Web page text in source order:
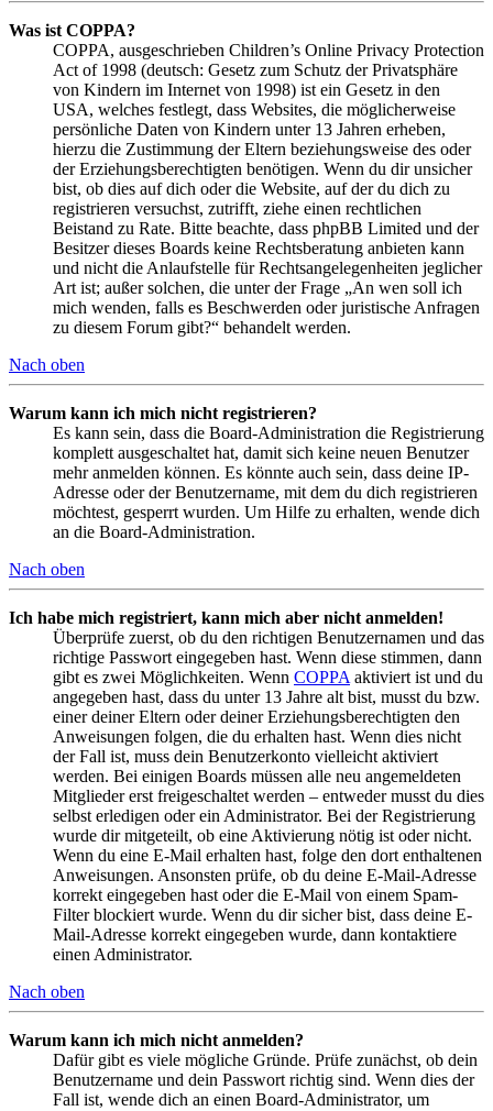
Was ist COPPA?
COPPA, ausgeschrieben Children’s Online Privacy Protection
Act of 1998 (deutsch: Gesetz zum Schutz der Privatsphäre
von Kindern im Internet von 1998) ist ein Gesetz in den
USA, welches festlegt, dass Websites, die möglicherweise
persönliche Daten von Kindern unter 13 Jahren erheben,
hierzu die Zustimmung der Eltern beziehungsweise des oder
der Erziehungsberechtigten benötigen. Wenn du dir unsicher
bist, ob dies auf dich oder die Website, auf der du dich zu
registrieren versuchst, zutrifft, ziehe einen rechtlichen
Beistand zu Rate. Bitte beachte, dass phpBB Limited und der
Besitzer dieses Boards keine Rechtsberatung anbieten kann
und nicht die Anlaufstelle für Rechtsangelegenheiten jeglicher
Art ist; außer solchen, die unter der Frage „An wen soll ich
mich wenden, falls es Beschwerden oder juristische Anfragen
zu diesem Forum gibt?“ behandelt werden.
Nach oben
Warum kann ich mich nicht registrieren?
Es kann sein, dass die Board-Administration die Registrierung
komplett ausgeschaltet hat, damit sich keine neuen Benutzer
mehr anmelden können. Es könnte auch sein, dass deine IP-
Adresse oder der Benutzername, mit dem du dich registrieren
möchtest, gesperrt wurden. Um Hilfe zu erhalten, wende dich
an die Board-Administration.
Nach oben
Ich habe mich registriert, kann mich aber nicht anmelden!
Überprüfe zuerst, ob du den richtigen Benutzernamen und das
richtige Passwort eingegeben hast. Wenn diese stimmen, dann
gibt es zwei Möglichkeiten. Wenn COPPA aktiviert ist und du
angegeben hast, dass du unter 13 Jahre alt bist, musst du bzw.
einer deiner Eltern oder deiner Erziehungsberechtigten den
Anweisungen folgen, die du erhalten hast. Wenn dies nicht
der Fall ist, muss dein Benutzerkonto vielleicht aktiviert
werden. Bei einigen Boards müssen alle neu angemeldeten
Mitglieder erst freigeschaltet werden – entweder musst du dies
selbst erledigen oder ein Administrator. Bei der Registrierung
wurde dir mitgeteilt, ob eine Aktivierung nötig ist oder nicht.
Wenn du eine E-Mail erhalten hast, folge den dort enthaltenen
Anweisungen. Ansonsten prüfe, ob du deine E-Mail-Adresse
korrekt eingegeben hast oder die E-Mail von einem Spam-
Filter blockiert wurde. Wenn du dir sicher bist, dass deine E-
Mail-Adresse korrekt eingegeben wurde, dann kontaktiere
einen Administrator.
Nach oben
Warum kann ich mich nicht anmelden?
Dafür gibt es viele mögliche Gründe. Prüfe zunächst, ob dein
Benutzername und dein Passwort richtig sind. Wenn dies der
Fall ist, wende dich an einen Board-Administrator, um